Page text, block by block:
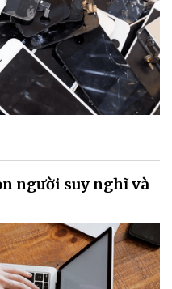
người suy nghĩ và